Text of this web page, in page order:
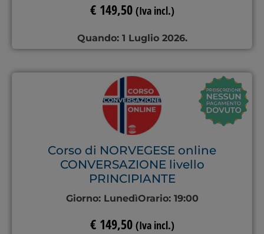
€149,50 (Iva incl.)
Quando: 1 Luglio 2026.
Corso di NORVEGESE online
CONVERSAZIONE livello
PRINCIPIANTE
Giorno:LunedìOrario:19:00
€149,50 (Iva incl.)